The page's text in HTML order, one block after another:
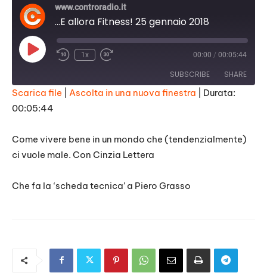
www.controradio.it
...E allora Fitness! 25 gennaio 2018
Play
Episode
1x 00:00 / 00:05:44
SUBSCRIBE SHARE
SHARE
EMBED
Scarica file Ascolta in una nuova finestra
Durata:
00:05:44
Come vivere bene in un mondo che (tendenzialmente)
ci vuole male. Con Cinzia Lettera
Che fa la ‘scheda tecnica’ a Piero Grasso